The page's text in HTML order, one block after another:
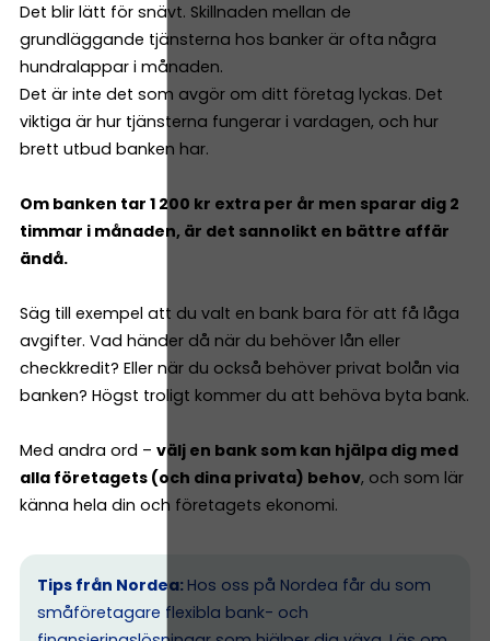
Det blir lätt för snävt. Skillnaden mellan de
grundläggande tjänsterna hos banker är ofta några
hundralappar i månaden.
Det är inte det som avgör om ditt företag lyckas. Det
viktiga är hur tjänsterna fungerar i vardagen, och hur
brett utbud banken har.
Om banken tar 1 200 kr extra per år men sparar dig 2
timmar i månaden, är det sannolikt en bättre affär
ändå.
Säg till exempel att du valt en bank bara för att få låga
avgifter. Vad händer då när du behöver lån eller
checkkredit? Eller när du också behöver privat bolån via
banken? Högst troligt kommer du att behöva byta bank.
Med andra ord – välj en bank som kan hjälpa dig med
alla företagets (och dina privata) behov, och som lär
känna hela din och företagets ekonomi.
Tips från Nordea: Hos oss på Nordea får du som
småföretagare flexibla bank- och